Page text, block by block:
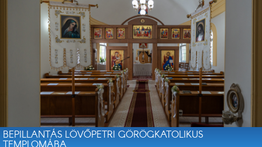
BEPILLANTÁS LÖVŐPETRI GÖRÖGKATOLIKUS